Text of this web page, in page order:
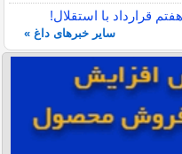
قرارداد با استقلال!
سایر خبرهای داغ »